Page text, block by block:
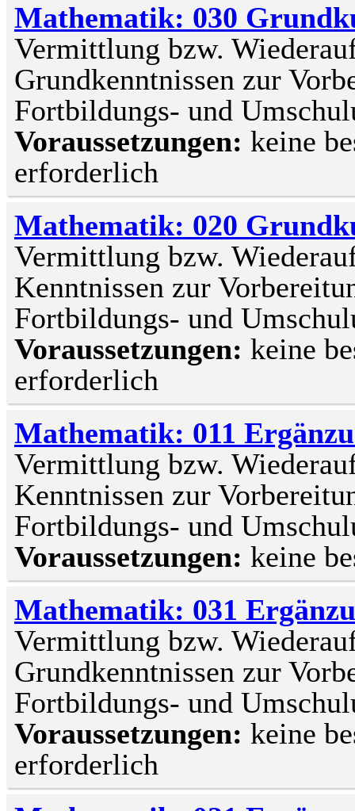
Mathematik: 030
Vermittlung bzw.
Grundkenntnissen zur
Fortbildungs- und
Voraussetzungen: keine
erforderlich
Mathematik: 020
Vermittlung bzw.
Kenntnissen zur
Fortbildungs- und
Voraussetzungen: keine
erforderlich
Mathematik: 011
Vermittlung bzw.
Kenntnissen zur
Fortbildungs- und
Voraussetzungen: keine
Mathematik: 031
Vermittlung bzw.
Grundkenntnissen zur
Fortbildungs- und
Voraussetzungen: keine
erforderlich